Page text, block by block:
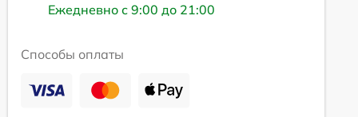
Ежедневно с 9:00 до 21:00
Способы оплаты